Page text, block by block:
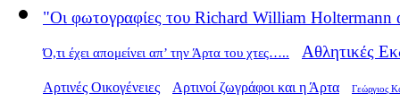
"Οι φωτογραφίες του Richard William Holtermann
Ό,τι έχει απομείνει απ’ την Άρτα του χτες….. Αθλητικές
Αρτινές Οικογένειες Αρτινοί ζωγράφοι και η Άρτα Γεώργιος